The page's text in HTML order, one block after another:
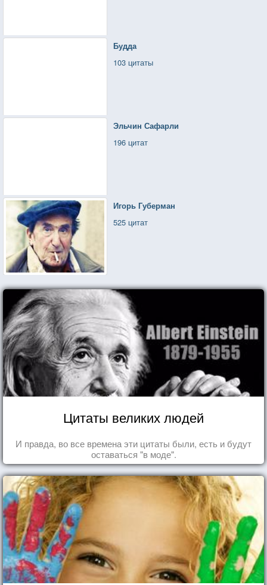
Будда
103 цитаты
Эльчин Сафарли
196 цитат
Игорь Губерман
525 цитат
Цитаты великих людей
И правда, во все времена эти цитаты были, есть и будут
оставаться "в моде".